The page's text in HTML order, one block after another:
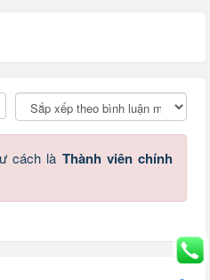
cách là Thành viên chính